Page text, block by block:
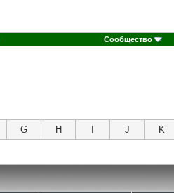
Сообщество
G H J K